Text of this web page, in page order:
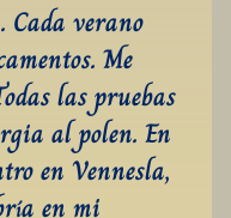
verano
Me
las pruebas
al polen. En
en Vennesla,
en mi